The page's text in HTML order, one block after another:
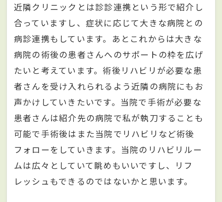
近隣クリニックとは診診連携という形で紹介し
合っていますし、症状に応じて大きな病院との
病診連携もしています。あとこれからは大きな
病院の術後の患者さんへのサポートの枠を広げ
たいと考えています。術後リハビリが必要な患
者さんを受け入れられるよう近隣の病院にもお
声かけしていきたいです。当院で手術が必要な
患者さんは紹介先の病院で私が執刀することも
可能で手術後はまた当院でリハビリなど術後
フォローをしていきます。当院のリハビリルー
ムは広々としていて眺めもいいですし、リフ
レッシュもできるのではないかと思います。